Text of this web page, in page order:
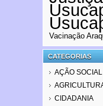
Vacinação
CATEGORIAS
AÇÃO SOCIAL
CIDADANIA